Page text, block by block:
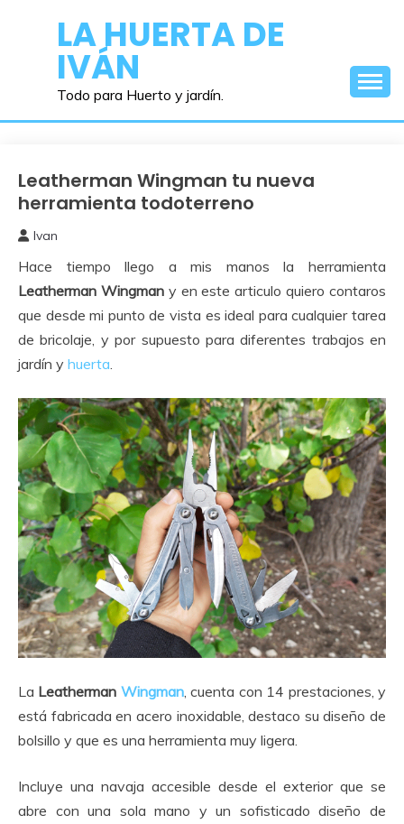
contenidoLA HUERTA DE
IVÁN
Todo para Huerto y jardín.
Bricolaje
Leatherman Wingman tu nueva
herramienta todoterreno
noviembre,
2021
Ivan
Hace tiempo llego a mis manos la herramienta
Leatherman Wingmany en este articulo quiero contaros
que desde mi punto de vista es ideal para cualquier tarea
de bricolaje, y por supuesto para diferentes trabajos en
jardín y huerta.
La Leatherman Wingman, cuenta con 14 prestaciones, y
está fabricada en acero inoxidable, destaco su diseño de
bolsillo y que es una herramienta muy ligera.
Incluye una navaja accesible desde el exterior que se
abre con una sola mano y un sofisticado diseño de